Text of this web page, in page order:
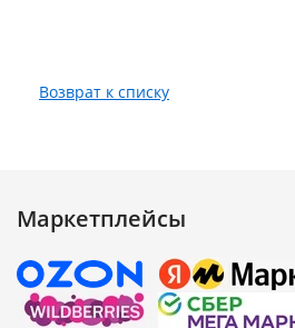
Возврат к списку
Маркетплейсы